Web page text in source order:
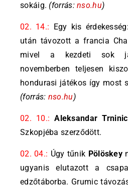
sokáig. (forrás:nso.hu)
02. 14.: Egy kis érdekesség:
után távozott a francia
mivel a kezdeti sok
novemberben teljesen
hondurasi játékos így most
(forrás: nso.hu)
02. 10.:Aleksandar Trninic
Szkopjéba szerződött.
02. 04.: Úgy tűnik Pölöskey
ugyanis elutazott a
edzőtáborba. Grumic